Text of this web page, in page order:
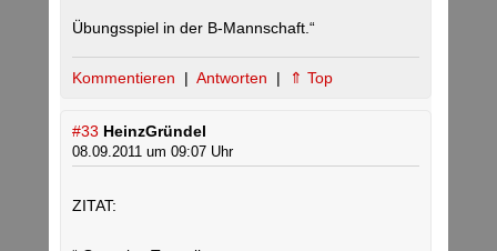
Übungsspiel in der B-Mannschaft.“
Kommentieren | Antworten | ⇑ Top
#33 HeinzGründel
08.09.2011 um 09:07 Uhr
ZITAT: